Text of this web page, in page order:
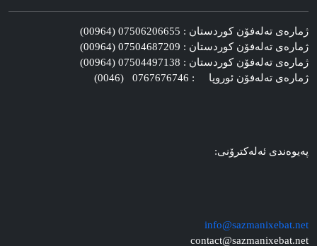
ژماره‌ی ته‌له‌فۆن کوردستان : 07506206655 (00964)
ژماره‌ی ته‌له‌فۆن کوردستان : 07504687209 (00964)
ژماره‌ی ته‌له‌فۆن کوردستان : 07504497138 (00964)
ژماره‌ی ته‌له‌فۆن ئوروپا : 0767676746 (0046)
په‌یوه‌ندی ئه‌له‌کترۆنی:
info@sazmanixebat.net
contact@sazmanixebat.net